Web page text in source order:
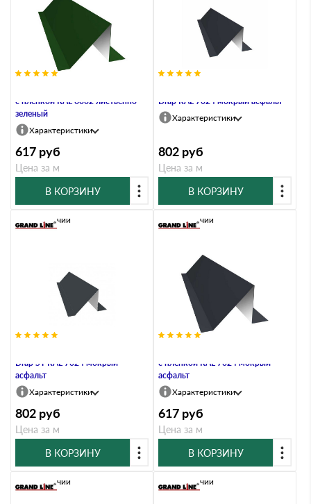
с пленкой RAL 6002 лиственно-
зеленый
Характеристики
617 руб
Цена за м
В КОРЗИНУ
Drap RAL 7024 мокрый асфальт
Характеристики
802 руб
Цена за м
В КОРЗИНУ
Drap ST RAL 7024 мокрый
асфальт
В наличии
Характеристики
802 руб
Цена за м
В КОРЗИНУ
с пленкой RAL 7024 мокрый
асфальт
В наличии
Характеристики
617 руб
Цена за м
В КОРЗИНУ
В наличии В наличии